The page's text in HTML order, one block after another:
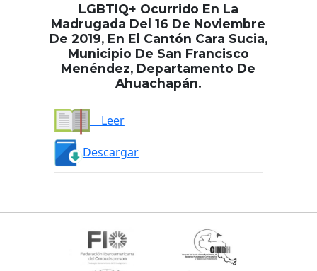
LGBTIQ+ Ocurrido En La
Madrugada Del 16 De Noviembre
De 2019, En El Cantón Cara Sucia,
Municipio De San Francisco
Menéndez, Departamento De
Ahuachapán.
Leer
Descargar